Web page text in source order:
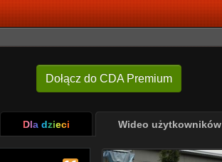
Dołącz do CDA Premium
Dla dzieci Wideo użytkowników